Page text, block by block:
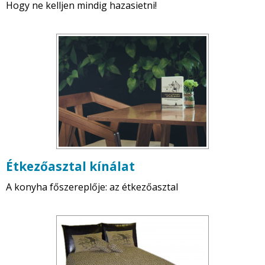
Hogy ne kelljen mindig hazasietni!
Étkezőasztal kínálat
A konyha főszereplője: az étkezőasztal